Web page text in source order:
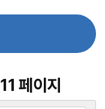
페이지